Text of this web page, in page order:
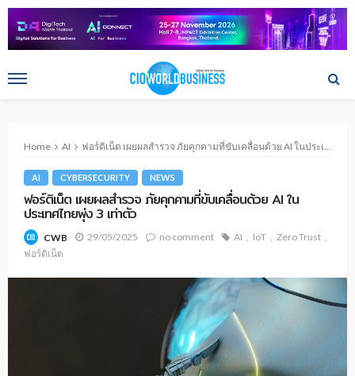
Home AI ฟอร์ติเน็ต เผยผลสำรวจ ภัยคุกคามที่ขับเคลื่อนด้วย AI ในประเทศไทยพุ่ง 3 เท่าตัว
AI CYBERSECURITY NEWS
ฟอร์ติเน็ต เผยผลสำรวจ ภัยคุกคามที่ขับเคลื่อนด้วย AI ใน
ประเทศไทยพุ่ง 3 เท่าตัว
CWB 29/05/2025 no comment AI IoT
Zero Trust
ฟอร์ติเน็ต